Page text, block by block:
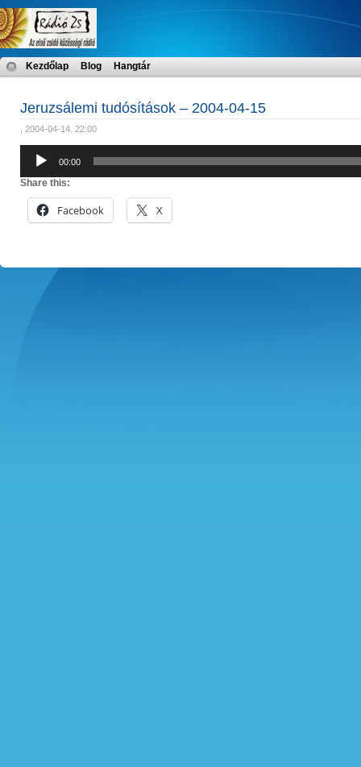
Kezdőlap Blog Hangtár
Jeruzsálemi tudósítások – 2004-04-15
, 2004-04-14. 22:00
Audió
lejátszó
00:00
Share this:
Facebook X